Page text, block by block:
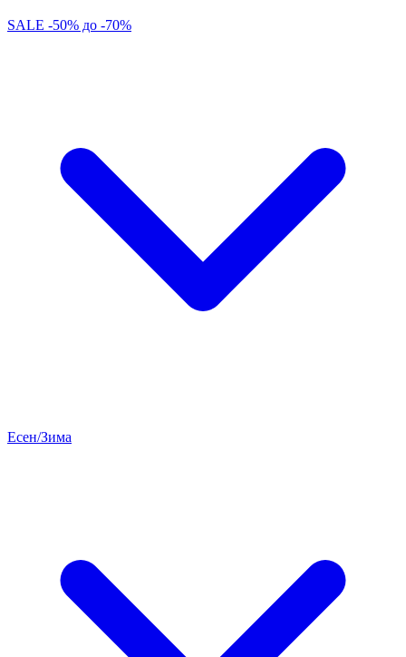
SALE -50% до -70%
Есен/Зима